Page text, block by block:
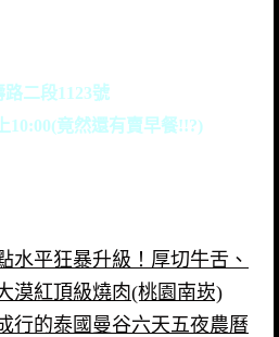
二段1123號
10:00(竟然還有賣早餐!!?)
水平狂暴升級！厚切牛舌、
漠紅頂級燒肉(桃園南崁)
行的泰國曼谷六天五夜農曆